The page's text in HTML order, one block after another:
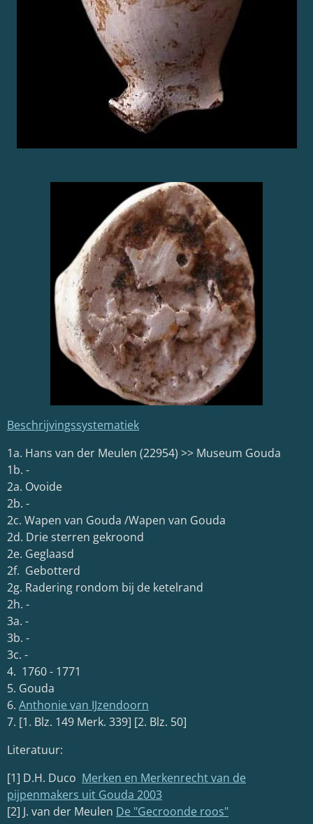
Beschrijvingssystematiek
1a. Hans van der Meulen (22954) >> Museum Gouda
1b. -
2a. Ovoide
2b. -
2c. Wapen van Gouda /Wapen van Gouda
2d. Drie sterren gekroond
2e. Geglaasd
2f. Gebotterd
2g. Radering rondom bij de ketelrand
2h. -
3a. -
3b. -
3c. -
4. 1760 - 1771
5. Gouda
6. Anthonie van IJzendoorn
7. [1. Blz. 149 Merk. 339] [2. Blz. 50]
Literatuur:
[1] D.H. Duco Merken en Merkenrecht van de
pijpenmakers uit Gouda 2003
[2] J. van der Meulen De "Gecroonde roos"